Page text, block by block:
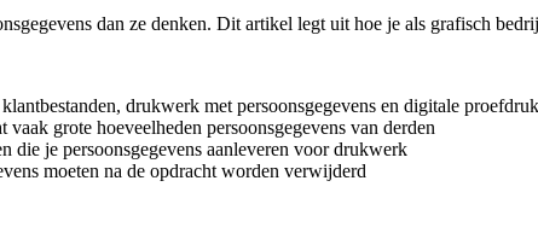
dan ze denken. Dit artikel legt uit hoe je als grafisch
drukwerk met persoonsgegevens en digitale
grote hoeveelheden persoonsgegevens van derden
die je persoonsgegevens aanleveren voor drukwerk
moeten na de opdracht worden verwijderd